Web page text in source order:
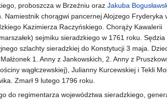
proboszcza w Brzeźniu oraz Jakuba
Namiestnik chorągwi pancernej Alojzego Fryderyka
Kazimierza Raczyńskiego. Chorąży Kawalerii
sejmiku sieradzkiego w 1761 roku.
szlachty sieradzkiej do Konstytucji 3 maja.
1. Anny z Jankowskich, 2. Anny z
wągłczewskiej), Julianny Kurcewskiej i Tekli
Zmarł 9 lutego 1796 roku.
do regimentarza województwa sieradzkiego,